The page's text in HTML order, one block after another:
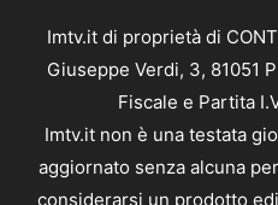
Imtv.it di proprietà di
Giuseppe Verdi, 3, 81051
Fiscale e Partita
Imtv.it non è una testata
aggiornato senza alcuna
considerarsi un prodotto